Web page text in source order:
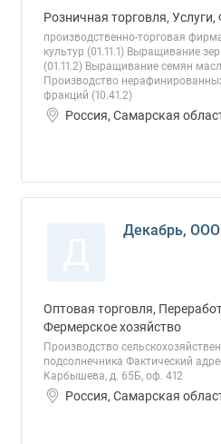
Розничная торговля,
производственно-торговая
культур (01.11.1) Выращивание
(01.11.2) Выращивание семян
Производство
фракций (10.41.2)
Россия, Самарская
Декабрь, ООО
Оптовая торговля,
Фермерское хозяйство
Производство
подсолнечника Фактический
Карбышева, д. 65Б, оф. 412
Россия, Самарская